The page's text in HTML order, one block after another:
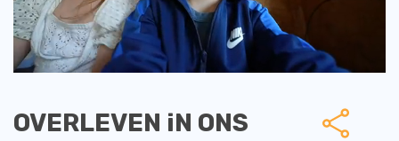
OVERLEVEN iN ONS